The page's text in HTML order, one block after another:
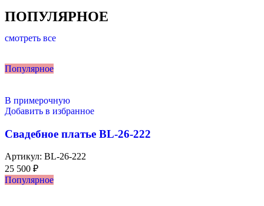
ПОПУЛЯРНОЕ
смотреть все
Популярное
В примерочную
Добавить в избранное
Свадебное платье BL-26-222
Артикул: BL-26-222
25 500 ₽
Популярное